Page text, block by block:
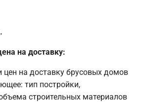
на доставку:
на доставку брусовых домов
тип постройки,
строительных материалов